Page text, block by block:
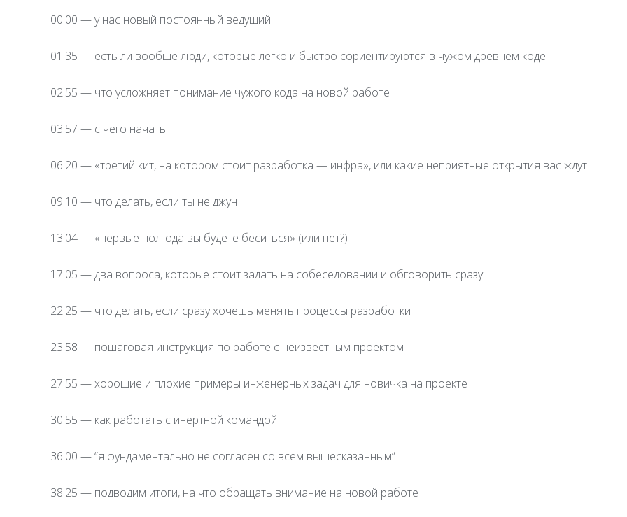
00:00 — у нас новый постоянный ведущий
01:35 — есть ли вообще люди, которые легко и быстро сориентируются в чужом древнем коде
02:55 — что усложняет понимание чужого кода на новой работе
03:57 — с чего начать
06:20 — «третий кит, на котором стоит разработка — инфра», или какие неприятные открытия вас ждут
09:10 — что делать, если ты не джун
13:04 — «первые полгода вы будете беситься» (или нет?)
17:05 — два вопроса, которые стоит задать на собеседовании и обговорить сразу
22:25 — что делать, если сразу хочешь менять процессы разработки
23:58 — пошаговая инструкция по работе с неизвестным проектом
27:55 — хорошие и плохие примеры инженерных задач для новичка на проекте
30:55 — как работать с инертной командой
36:00 — “я фундаментально не согласен со всем вышесказанным”
38:25 — подводим итоги, на что обращать внимание на новой работе